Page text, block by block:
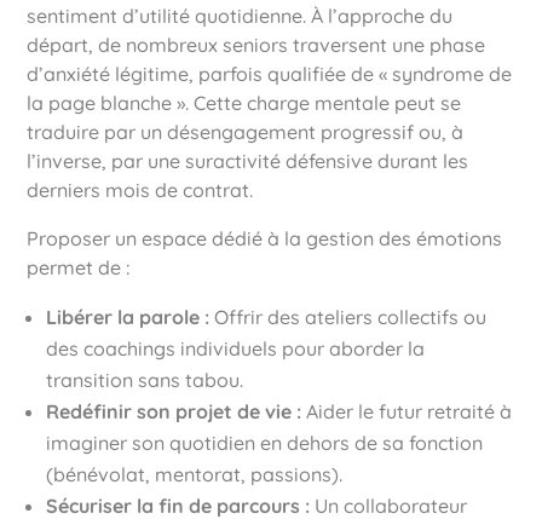
sentiment d’utilité quotidienne. À l’approche du
départ, de nombreux seniors traversent une phase
d’anxiété légitime, parfois qualifiée de « syndrome de
la page blanche ». Cette charge mentale peut se
traduire par un désengagement progressif ou, à
l’inverse, par une suractivité défensive durant les
derniers mois de contrat.
Proposer un espace dédié à la gestion des émotions
permet de :
Libérer la parole : Offrir des ateliers collectifs ou
des coachings individuels pour aborder la
transition sans tabou.
Redéfinir son projet de vie : Aider le futur retraité à
imaginer son quotidien en dehors de sa fonction
(bénévolat, mentorat, passions).
Sécuriser la fin de parcours : Un collaborateur